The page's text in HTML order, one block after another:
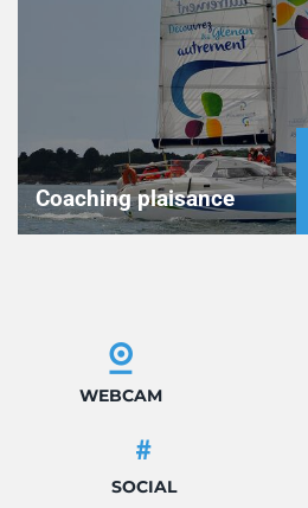
Coaching plaisance
WEBCAM
SOCIAL